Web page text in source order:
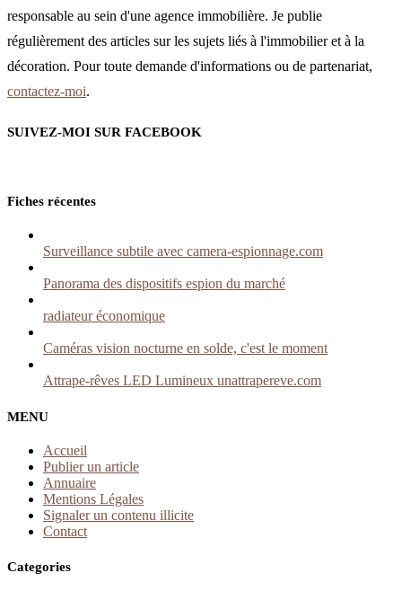
responsable au sein d'une agence immobilière. Je publie
régulièrement des articles sur les sujets liés à l'immobilier et à la
décoration. Pour toute demande d'informations ou de partenariat,
contactez-moi.
SUIVEZ-MOI SUR FACEBOOK
Fiches récentes
Surveillance subtile avec camera-espionnage.com
Panorama des dispositifs espion du marché
radiateur économique
Caméras vision nocturne en solde, c'est le moment
Attrape-rêves LED Lumineux unattrapereve.com
MENU
Accueil
Publier un article
Annuaire
Mentions Légales
Signaler un contenu illicite
Contact
Categories